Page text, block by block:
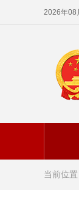
2026年08
当前位置